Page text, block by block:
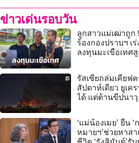
ข่าวเด่นรอบวัน
ลูกสาวแม่เฒ่าถูก
ร้องกองปราบฯ เ
ลงทุนมะเขือเทศ
รัสเซียถล่มเคียฟ
สัปดาห์เดียว ยูเค
ได้ แต่ต้านขีปนา
‘แม่น้องเมย’ ยื่น
หมายฯ’ช่วยหาสา